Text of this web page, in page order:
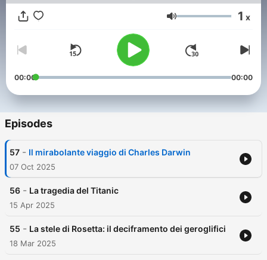
erano le Etere dell'Antica Grecia? Cosa significava essere uno
schiavo nel Medioevo? Queste e molte altre domande (e le loro
Volume 1 x
00:00 00:00
Episodes
57 - Il mirabolante viaggio di Charles Darwin
07 Oct 2025
56 - La tragedia del Titanic
15 Apr 2025
55 - La stele di Rosetta: il deciframento dei geroglifici
18 Mar 2025